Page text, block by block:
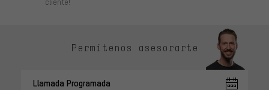
cliente!
Permítenos asesorarte
Llamada Programada